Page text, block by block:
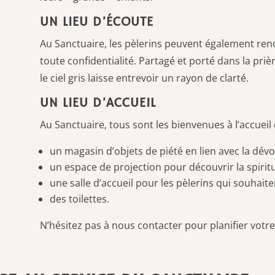
UN LIEU D’ÉCOUTE
Au Sanctuaire, les pèlerins peuvent également
toute confidentialité. Partagé et porté dans la
le ciel gris laisse entrevoir un rayon de clarté.
UN LIEU D’ACCUEIL
Au Sanctuaire, tous sont les bienvenues à
un magasin d’objets de piété en lien avec la
un espace de projection pour découvrir la
une salle d’accueil pour les pèlerins qui
des toilettes.
N’hésitez pas à nous contacter pour planifier